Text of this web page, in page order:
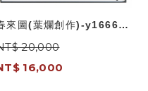
來圖(葉爛創作)-y16664
作系列-國畫
20,000
16,000